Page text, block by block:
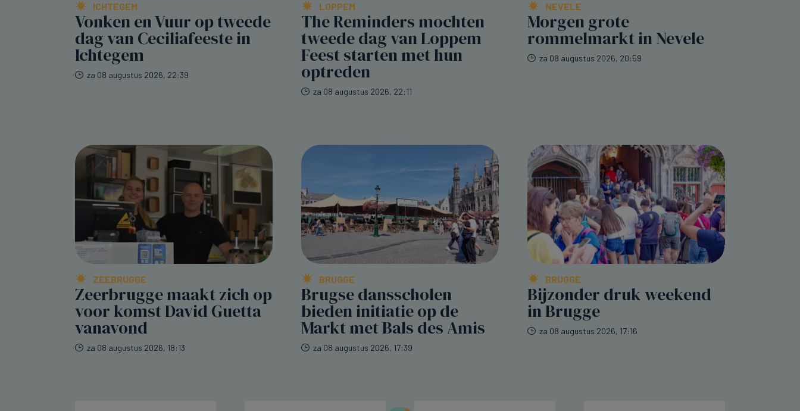
ICHTEGEM
Vonken en Vuur op tweede
dag van Ceciliafeeste in
Ichtegem
za 08 augustus 2026, 22:39
LOPPEM
The Reminders mochten
tweede dag van Loppem
Feest starten met hun
optreden
za 08 augustus 2026, 22:11
NEVELE
Morgen grote
rommelmarkt in Nevele
za 08 augustus 2026, 20:59
ZEEBRUGGE
Zeerbrugge maakt zich op
voor komst David Guetta
vanavond
za 08 augustus 2026, 18:13
BRUGGE
Brugse dansscholen
bieden initiatie op de
Markt met Bals des Amis
za 08 augustus 2026, 17:39
BRUGGE
Bijzonder druk weekend
in Brugge
za 08 augustus 2026, 17:16